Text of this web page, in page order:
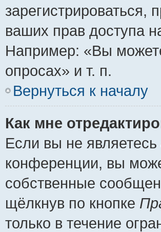
ваших прав доступа
Например: «Вы
опросах» и т. п.
Вернуться к началу
Как мне
Если вы не
конференции, вы
собственные
щёлкнув по кнопке
только в течение